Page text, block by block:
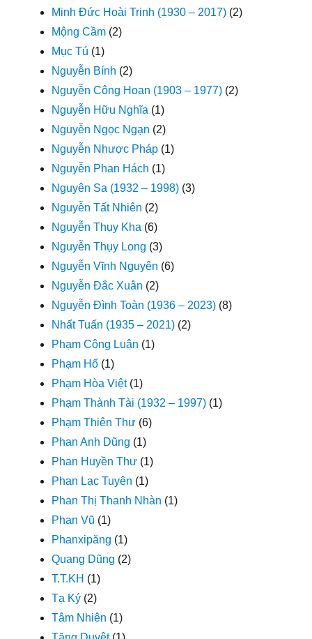
Minh Đức Hoài Trinh (1930 – 2017) (2)
Mộng Cầm (2)
Mục Tú (1)
Nguyễn Bính (2)
Nguyễn Công Hoan (1903 – 1977) (2)
Nguyễn Hữu Nghĩa (1)
Nguyễn Ngọc Ngạn (2)
Nguyễn Nhược Pháp (1)
Nguyễn Phan Hách (1)
Nguyên Sa (1932 – 1998) (3)
Nguyễn Tất Nhiên (2)
Nguyễn Thụy Kha (6)
Nguyễn Thụy Long (3)
Nguyễn Vĩnh Nguyên (6)
Nguyễn Đắc Xuân (2)
Nguyễn Đình Toàn (1936 – 2023) (8)
Nhất Tuấn (1935 – 2021) (2)
Phạm Công Luận (1)
Phạm Hổ (1)
Phạm Hòa Việt(1)
Phạm Thành Tài (1932 – 1997) (1)
Phạm Thiên Thư (6)
Phan Anh Dũng (1)
Phan Huyền Thư (1)
Phan Lạc Tuyên (1)
Phan Thị Thanh Nhàn (1)
Phan Vũ (1)
Phanxipăng (1)
Quang Dũng (2)
T.T.KH (1)
Tạ Ký (2)
Tâm Nhiên (1)